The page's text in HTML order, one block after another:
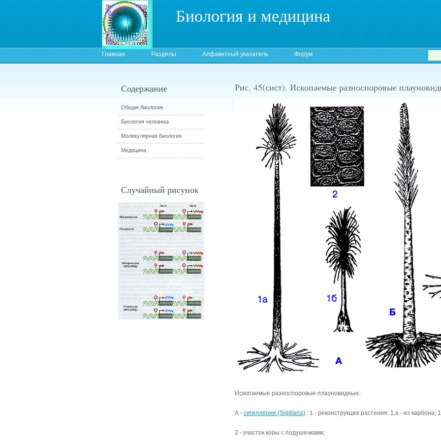
Биология и медицина
Главная Разделы Алфавитный указатель Форум
Рис. 45(сист). Ископаемые разноспоровые
Ископаемые разноспоровые плауновидные:
А - сигиллярия (Sigillaria) : 1 - реконструкция растения: 1,а - из карбона;
2 - участок коры с подушечками;
Содержание
Общая биология
Биология человека
Молекулярная биология
Медицина
Случайный рисунок